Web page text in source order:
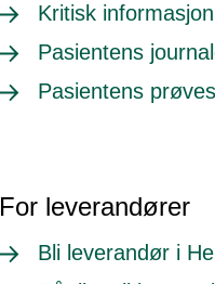
Kritisk informasjon
Pasientens
Pasientens
For leverandører
Bli leverandør i